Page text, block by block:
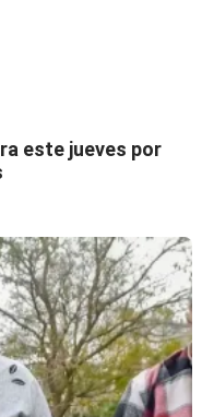
este jueves por